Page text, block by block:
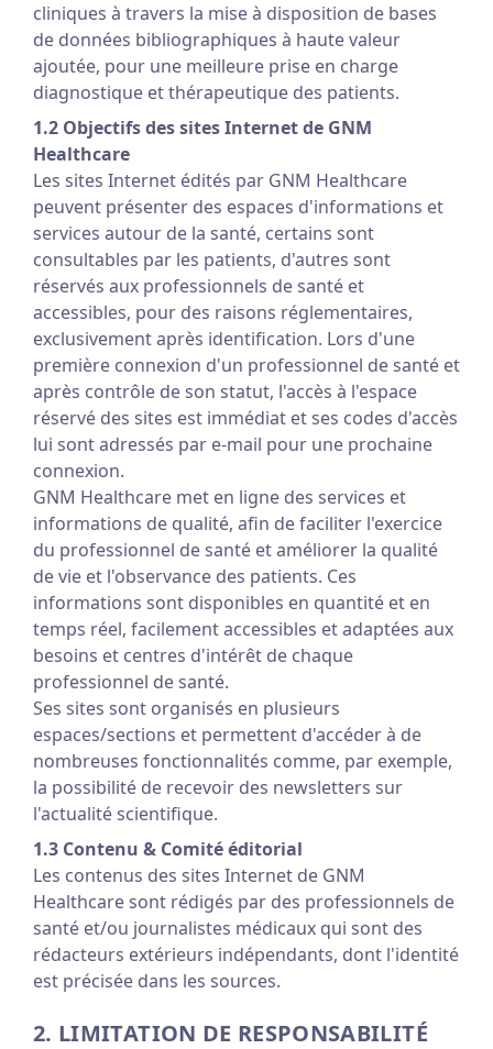
cliniques à travers la mise à disposition de bases
de données bibliographiques à haute valeur
ajoutée, pour une meilleure prise en charge
diagnostique et thérapeutique des patients.
1.2 Objectifs des sites Internet de GNM
Healthcare
Les sites Internet édités par GNM Healthcare
peuvent présenter des espaces d'informations et
services autour de la santé, certains sont
consultables par les patients, d'autres sont
réservés aux professionnels de santé et
accessibles, pour des raisons réglementaires,
exclusivement après identification. Lors d'une
première connexion d'un professionnel de santé et
après contrôle de son statut, l'accès à l'espace
réservé des sites est immédiat et ses codes d'accès
lui sont adressés par e-mail pour une prochaine
connexion.
GNM Healthcare met en ligne des services et
informations de qualité, afin de faciliter l'exercice
du professionnel de santé et améliorer la qualité
de vie et l'observance des patients. Ces
informations sont disponibles en quantité et en
temps réel, facilement accessibles et adaptées aux
besoins et centres d'intérêt de chaque
professionnel de santé.
Ses sites sont organisés en plusieurs
espaces/sections et permettent d'accéder à de
nombreuses fonctionnalités comme, par exemple,
la possibilité de recevoir des newsletters sur
l'actualité scientifique.
1.3 Contenu & Comité éditorial
Les contenus des sites Internet de GNM
Healthcare sont rédigés par des professionnels de
santé et/ou journalistes médicaux qui sont des
rédacteurs extérieurs indépendants, dont l'identité
est précisée dans les sources.
2. LIMITATION DE RESPONSABILITÉ